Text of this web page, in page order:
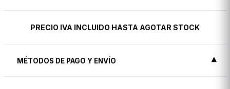
PRECIO IVA INCLUIDO HASTA AGOTAR STOCK
MÉTODOS DE PAGO Y ENVÍO